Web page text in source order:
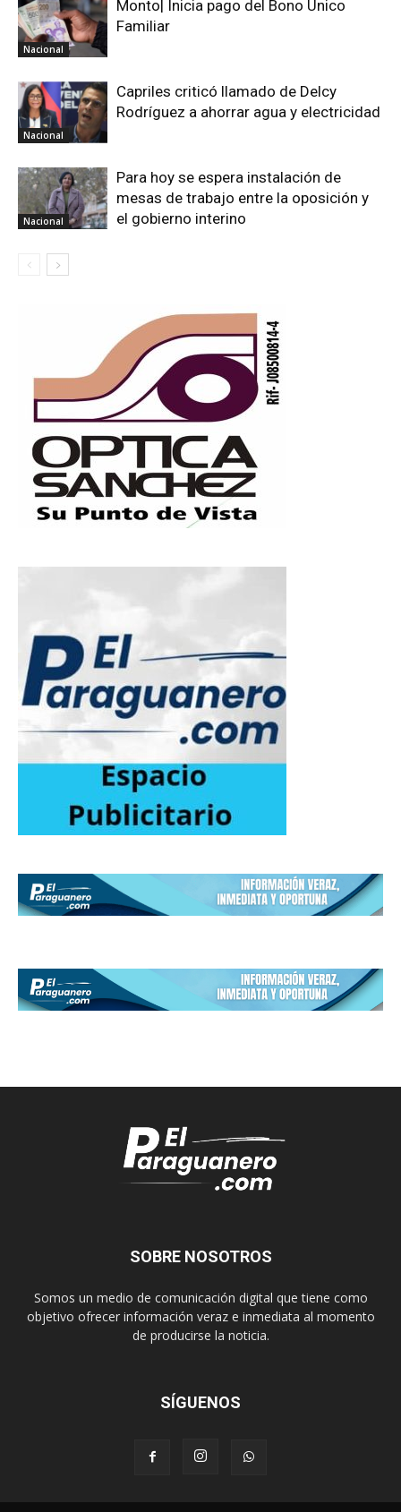
Nacional
Monto| Inicia pago del Bono Único
Familiar
Nacional
Capriles criticó llamado de Delcy
Rodríguez a ahorrar agua y electricidad
Nacional
Para hoy se espera instalación de
mesas de trabajo entre la oposición y
el gobierno interino
SOBRE NOSOTROS
Somos un medio de comunicación digital que tiene como
objetivo ofrecer información veraz e inmediata al momento
de producirse la noticia.
SÍGUENOS